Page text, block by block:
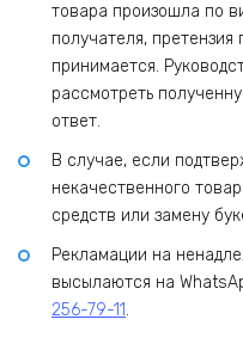
товара произошла по
получателя,
принимается.
рассмотреть
ответ.
В случае, если
некачественного
средств или замену
Рекламации на
высылаются на
256-79-11.